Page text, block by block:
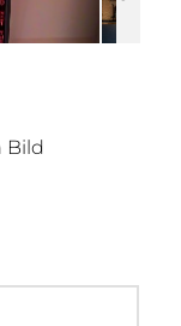
Bild